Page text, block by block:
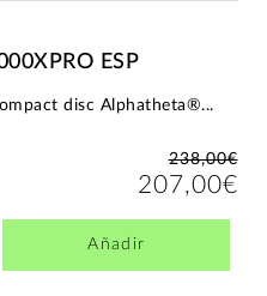
ESP
disc Alphatheta®...
238,00€
207,00€
Añadir